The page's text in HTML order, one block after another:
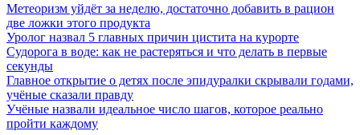
Метеоризм уйдёт за неделю, достаточно добавить в рацион
две ложки этого продукта
Уролог назвал 5 главных причин цистита на курорте
Судорога в воде: как не растеряться и что делать в первые
секунды
Главное открытие о детях после эпидуралки скрывали годами,
учёные сказали правду
Учёные назвали идеальное число шагов, которое реально
пройти каждому